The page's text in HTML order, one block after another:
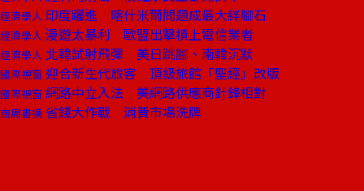
經濟學人 印度躍進 喀什米爾問題成最大絆腳石
經濟學人 漫遊太暴利 歐盟出擊槓上電信業者
經濟學人 北韓試射飛彈 美日跳腳、南韓沉默
國際視窗 迎合新生代旅客 頂級旅館「聖經」改版
國際視窗 網路中立入法 美網路供應商針鋒相對
商周書摘 省錢大作戰 消費市場洗牌